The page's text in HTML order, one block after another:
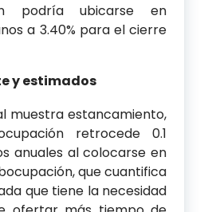
podría ubicarse en
a 3.40% para el cierre
y estimados
muestra estancamiento,
retrocede 0.1
anuales al colocarse en
que cuantifica
que tiene la necesidad